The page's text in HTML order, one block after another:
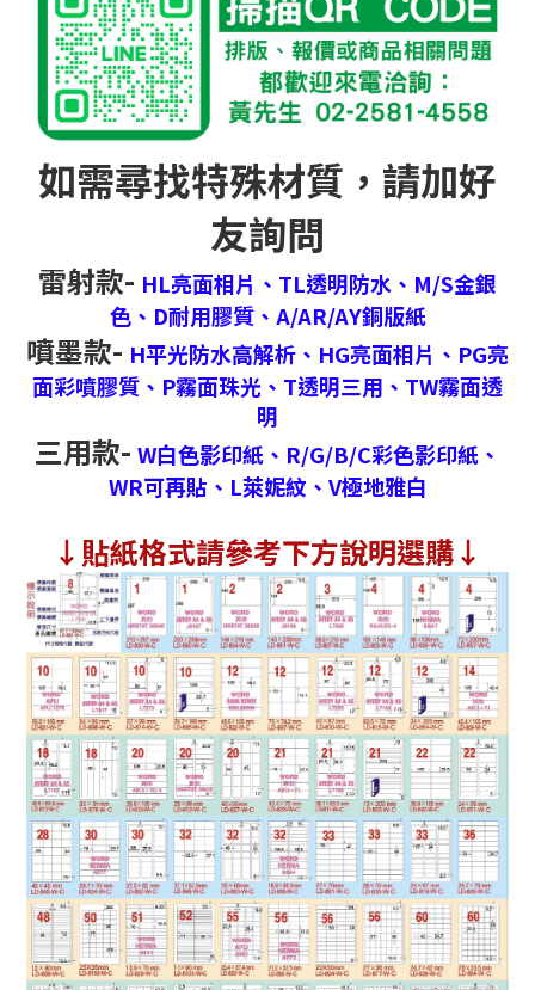
如需尋找特殊材質，請加好
友詢問
雷射款- HL亮面相片、 TL透明防水、 M/S金銀
色、 D耐用膠質、 A/AR/AY銅版紙
噴墨款- H平光防水高解析、 HG亮面相片、 PG亮
面彩噴膠質、 P霧面珠光、 T透明三用、 TW霧面透
明
三用款- W白色影印紙、 R/G/B/C彩色影印紙、
WR可再貼、 L萊妮紋、 V極地雅白
↓ 貼紙格式請參考下方說明選購↓